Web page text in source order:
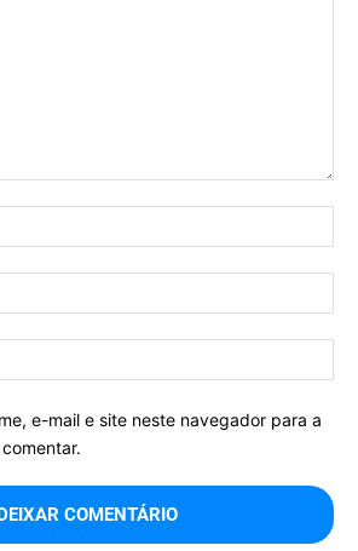
e-mail e site neste navegador para a